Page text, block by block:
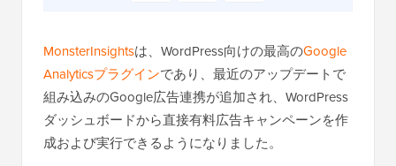
MonsterInsightsは、WordPress向けの最高のGoogle
Analyticsプラグインであり、最近のアップデートで
組み込みのGoogle広告連携が追加され、WordPress
ダッシュボードから直接有料広告キャンペーンを作
成および実行できるようになりました。